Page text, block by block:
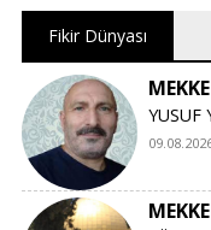
Fikir Dünyası
YUSUF